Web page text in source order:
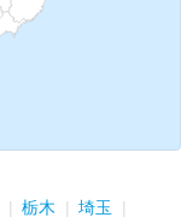
栃木
埼玉